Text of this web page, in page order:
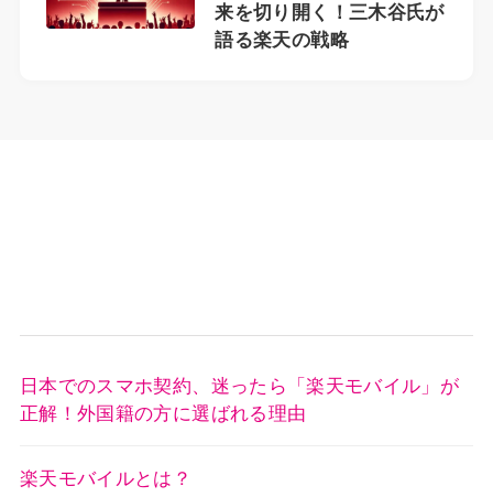
来を切り開く！三木谷氏が
語る楽天の戦略
日本でのスマホ契約、迷ったら「楽天モバイル」が
正解！外国籍の方に選ばれる理由
楽天モバイルとは？